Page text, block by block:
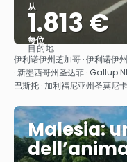
从
1.813 €
每位
目的地
伊利诺伊州芝加哥 · 伊利诺伊
· 新墨西哥州圣达菲 · Gallup
巴斯托 · 加利福尼亚州圣莫尼卡
Malesia: